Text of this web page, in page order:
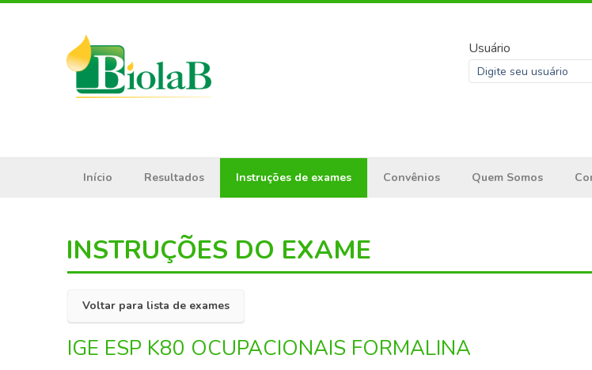
Usuário
Início Resultados Instruções de exames Convênios Quem Somos
INSTRUÇÕES DO EXAME
Voltar para lista de exames
IGE ESP K80 OCUPACIONAIS FORMALINA